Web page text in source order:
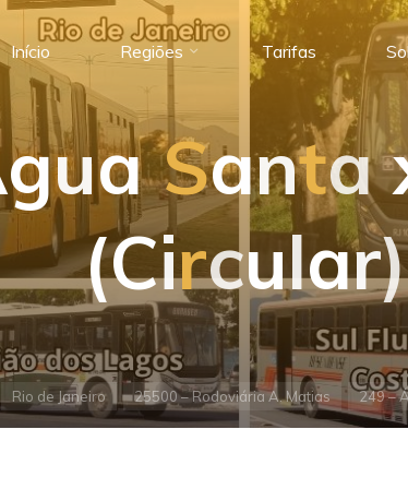
Início Regiões Tarifas
gua Santa
(Circular)
Rio de Janeiro 25500 – Rodoviária A. Matias 249 –